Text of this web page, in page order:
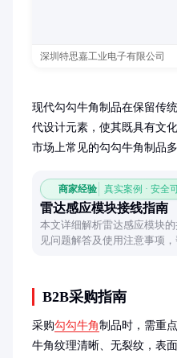
深圳特思嘉工业电子有限公司
现代勾勾牛角制品在保留传
代设计元素，使其既具有文
市场上常见的勾勾牛角制品
商家经验 真实案例 · 安全
雷达感应模块接线指南
本文详细解析雷达感应模块
见问题解答及使用注意事项
B2B采购指南
采购勾勾牛角制品时，需重
牛角纹理清晰、无裂纹，表面